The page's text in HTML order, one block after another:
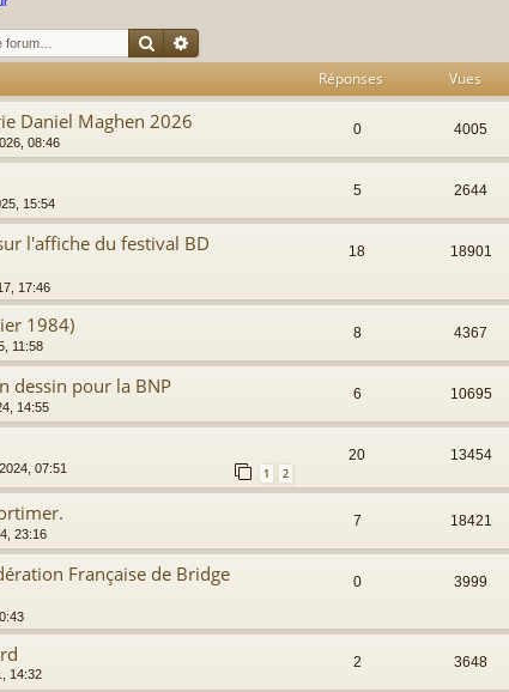
Rechercher
Réponses Vues
Daniel Maghen 2026
08:46
0 4005
15:54
5 2644
l'affiche du festival BD
17:46
18 18901
1984)
11:58
8 4367
dessin pour la BNP
14:55
6 10695
07:51 1 2
20 13454
23:16
7 18421
Française de Bridge
0 3999
14:32
2 3648